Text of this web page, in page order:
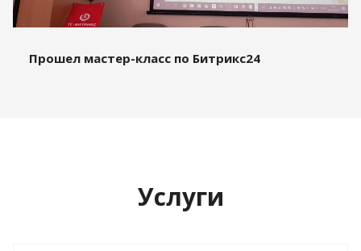
Прошел мастер-класс по Битрикс24
Услуги